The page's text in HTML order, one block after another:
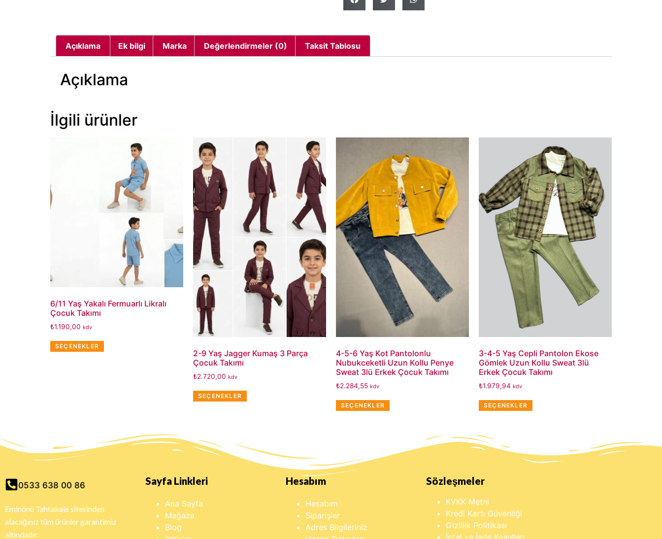
Açıklama Ek bilgi Marka Değerlendirmeler (0) Taksit Tablosu
Açıklama
İlgili ürünler
6/11 Yaş Yakalı Fermuarlı Likralı
Çocuk Takımı
₺1.190,00 kdv
SEÇENEKLER
2-9 Yaş Jagger Kumaş 3 Parça
Çocuk Takımı
₺2.720,00 kdv
SEÇENEKLER
4-5-6 Yaş Kot Pantolonlu
Nubukceketli Uzun Kollu Penye
Sweat 3lü Erkek Çocuk Takımı
₺2.284,55 kdv
SEÇENEKLER
3-4-5 Yaş Cepli Pantolon Ekose
Gömlek Uzun Kollu Sweat 3lü
Erkek Çocuk Takımı
₺1.979,94 kdv
SEÇENEKLER
0533 638 00 86
Eminönü Tahtakale sitesinden
alacağınız tüm ürünler garantimiz
altındadır.
Sayfa Linkleri
Ana Sayfa
Mağaza
Blog
Hesabım
Hesabım
Siparişler
Adres Bilgileriniz
Sözleşmeler
KVKK Metni
Kredi Kartı Güvenliği
Gizlilik Politikası
İptal ve İade Koşulları